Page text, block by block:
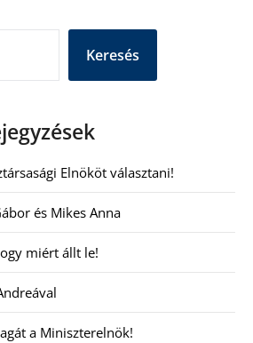
Keresés
Elnököt választani!
és Mikes Anna
miért állt le!
a Miniszterelnök!